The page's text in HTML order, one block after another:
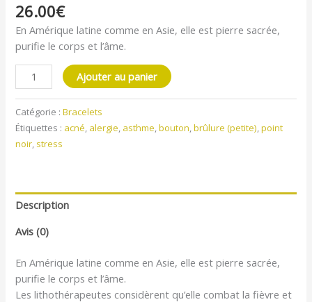
26.00€
En Amérique latine comme en Asie, elle est pierre sacrée,
purifie le corps et l’âme.
Ajouter au panier
Catégorie :Bracelets
Étiquettes : acné, alergie, asthme,bouton,brûlure (petite),point
noir, stress
Description
Avis (0)
En Amérique latine comme en Asie, elle est pierre sacrée,
purifie le corps et l’âme.
Les lithothérapeutes considèrent qu’elle combat la fièvre et